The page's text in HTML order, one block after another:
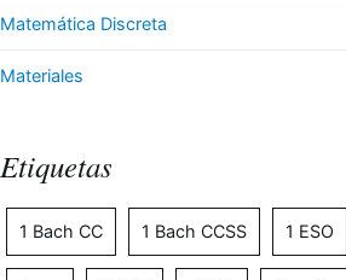
Matemática Discreta
Materiales
Etiquetas
1 Bach CC 1 Bach CCSS 1 ESO